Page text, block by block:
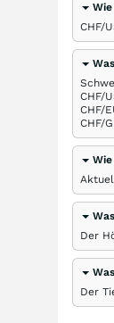
CHF/
CHF/
CHF/
CHF/
Der
Der